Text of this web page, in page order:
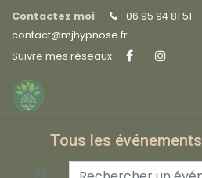
Contactez moi
06 95 94 81 51
contact@mjhypnose.fr
Suivre mes réseaux
Tous les événements
All